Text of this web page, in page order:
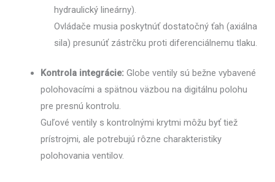
hydraulický lineárny).
Ovládače musia poskytnúť dostatočný ťah (axiálna
sila) presunúť zástrčku proti diferenciálnemu tlaku.
Kontrola integrácie: Globe ventily sú bežne vybavené
polohovacími a spätnou väzbou na digitálnu polohu
pre presnú kontrolu.
Guľové ventily s kontrolnými krytmi môžu byť tiež
prístrojmi, ale potrebujú rôzne charakteristiky
polohovania ventilov.